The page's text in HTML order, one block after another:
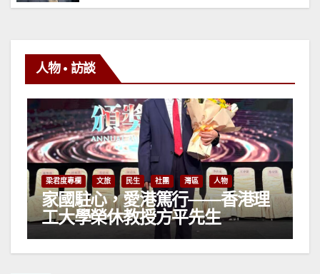
人物 • 訪談
梁君度專欄 文旅 民生 社團 灣區 人物
家國駐心，愛港篤行——香港理
工大學榮休教授方平先生